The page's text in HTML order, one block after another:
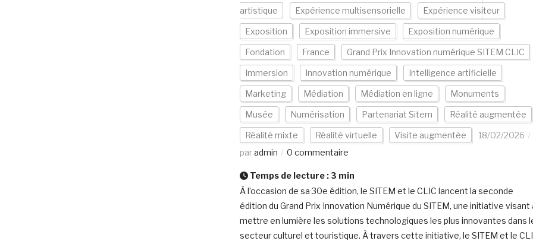
artistique Expérience multisensorielle Expérience visiteur
Exposition Exposition immersive Exposition numérique
Fondation France Grand Prix Innovation numérique SITEM CLIC
Immersion Innovation numérique Intelligence artificielle
Marketing Médiation Médiation en ligne Monuments
Musée Numérisation Partenariat Sitem Réalité augmentée
Réalité mixte Réalité virtuelle Visite augmentée
18/02/2026
paradmin 0 commentaire
Temps de lecture : 3 min
À l’occasion de sa 30e édition, le SITEM et le CLIC lancent la seconde
édition du Grand Prix Innovation Numérique du SITEM, une initiative visant
mettre en lumière les solutions technologiques les plus innovantes dans
secteur culturel et touristique. À travers cette initiative, le SITEM et le